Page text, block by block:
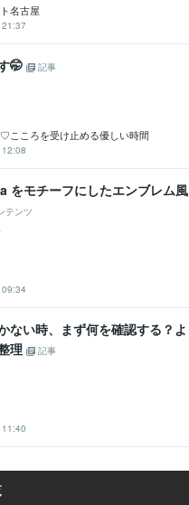
名古屋
🤭
記事
こころを受け止める優しい時間
をモチーフにしたエンブレム風
テンツ
ない時、まず何を確認する？よ
理
記事